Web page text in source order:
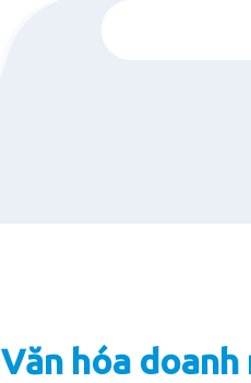
Văn hóa doanh